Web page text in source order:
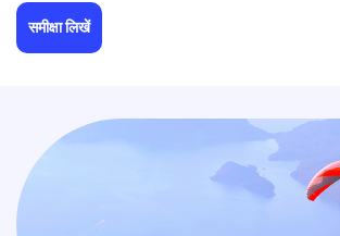
समीक्षा लिखें